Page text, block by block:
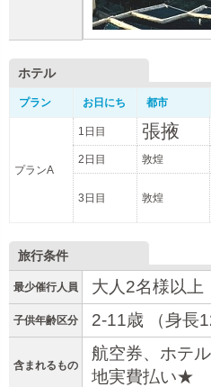
ホテル
プラン お日にち 都市
プランA
1日目 張掖
2日目 敦煌
3日目 敦煌
旅行条件
最少催行人員 大人2名様以上
子供年齢区分 2-11歳 （身長
含まれるもの
航空券、ホテ
地実費払い★